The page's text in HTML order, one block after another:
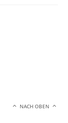
NACH OBEN